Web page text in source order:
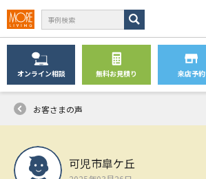
オンライン相談 無料お見積り 来店予約
お客さまの声
可児市皐ケ丘